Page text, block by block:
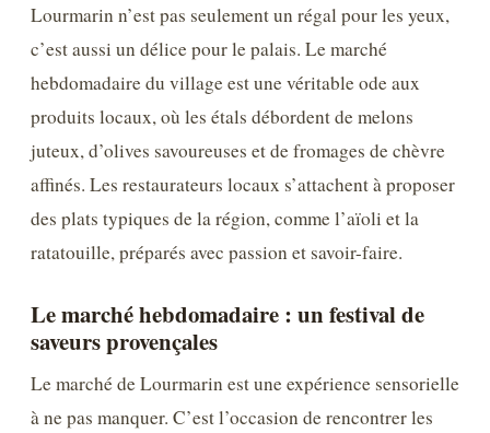
Lourmarin n’est pas seulement un régal pour les yeux,
c’est aussi un délice pour le palais. Le marché
hebdomadaire du village est une véritable ode aux
produits locaux, où les étals débordent de melons
juteux, d’olives savoureuses et de fromages de chèvre
affinés. Les restaurateurs locaux s’attachent à proposer
des plats typiques de la région, comme l’aïoli et la
ratatouille, préparés avec passion et savoir-faire.
Le marché hebdomadaire : un festival de
saveurs provençales
Le marché de Lourmarin est une expérience sensorielle
à ne pas manquer. C’est l’occasion de rencontrer les